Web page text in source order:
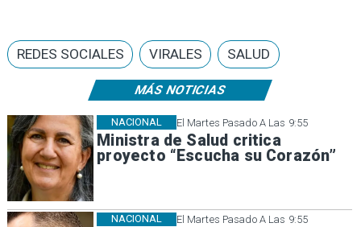
MÁS NOTICIAS
El Martes Pasado A Las 9:55
Ministra de Salud critica
proyecto “Escucha su Corazón”
NACIONAL
El Martes Pasado A Las 9:55
NACIONAL
REDES SOCIALES VIRALES SALUD